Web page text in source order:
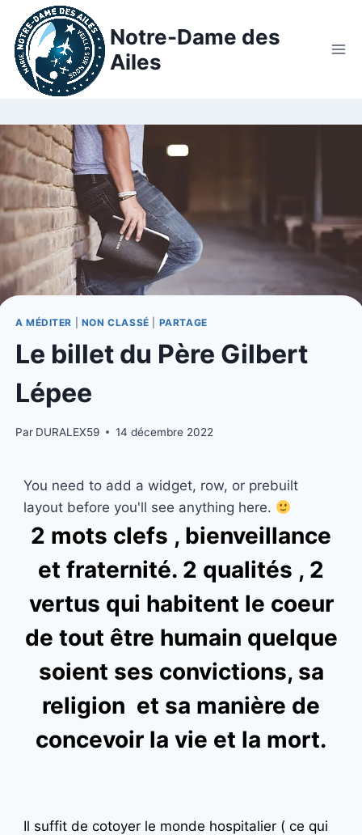
Notre-Dame des
Ailes
A MÉDITER NON CLASSÉ PARTAGE
Le billet du Père Gilbert
Lépee
Par DURALEX59 14 décembre 2022
You need to add a widget, row, or prebuilt
layout before you'll see anything here.
2 mots clefs , bienveillance
et fraternité. 2 qualités , 2
vertus qui habitent le coeur
de tout être humain quelque
soient ses convictions, sa
religion et sa manière de
concevoir la vie et la mort.
Il suffit de cotoyer le monde hospitalier ( ce qui